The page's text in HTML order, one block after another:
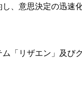
し、意思決定の迅速
「リザエン」及